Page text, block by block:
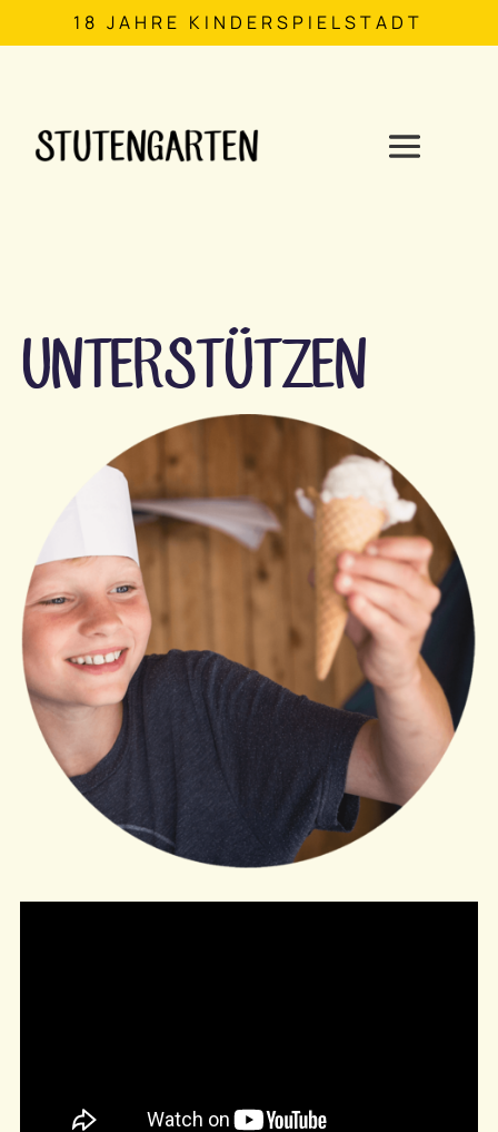
18 JAHRE KINDERSPIELSTADT
UNTERSTÜTZEN